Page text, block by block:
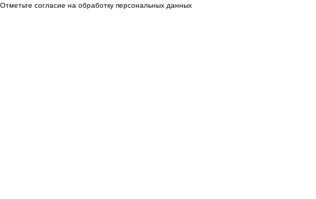
Отметьте согласие на обработку персональных данных